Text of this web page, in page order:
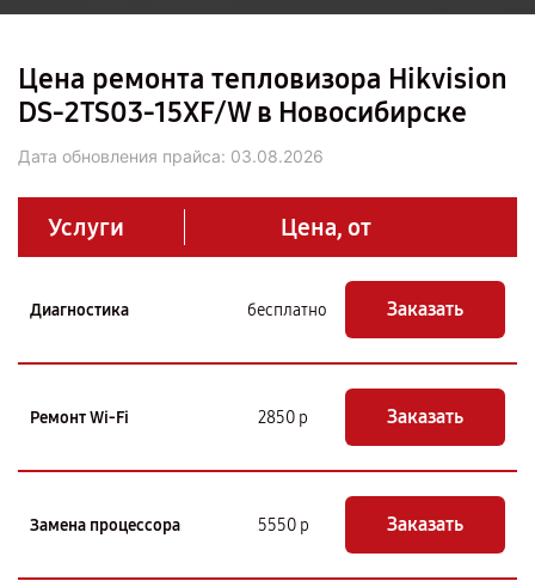
Цена ремонта тепловизора Hikvision
DS-2TS03-15XF/W в Новосибирске
Дата обновления прайса: 03.08.2026
Услуги Цена, от
Диагностика бесплатно Заказать
Ремонт Wi-Fi 2850 р Заказать
Замена процессора 5550 р Заказать